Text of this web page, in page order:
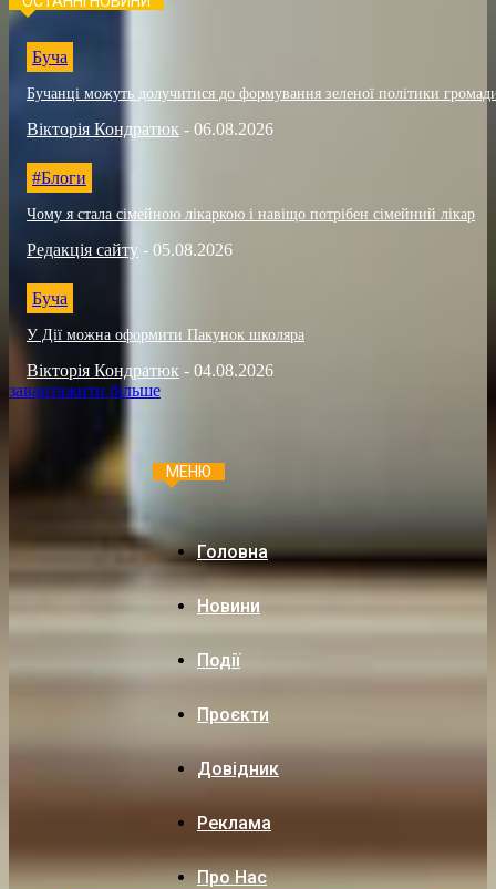
Буча
Бучанці можуть долучитися до формування зеленої політики
Вікторія Кондратюк - 06.08.2026
#Блоги
Чому я стала сімейною лікаркою і навіщо потрібен сімейний лікар
Редакція сайту - 05.08.2026
Буча
У Дії можна оформити Пакунок школяра
Вікторія Кондратюк - 04.08.2026
завантажити більше
МЕНЮ
Головна
Новини
Події
Проєкти
Довідник
Реклама
Про Нас